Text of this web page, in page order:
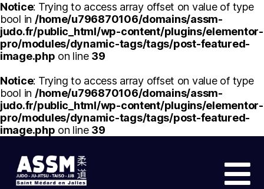
Notice: Trying to access array offset on value of type
bool in /home/u796870106/domains/assm-
judo.fr/public_html/wp-content/plugins/elementor-
pro/modules/dynamic-tags/tags/post-featured-
image.php on line 39
Notice: Trying to access array offset on value of type
bool in /home/u796870106/domains/assm-
judo.fr/public_html/wp-content/plugins/elementor-
pro/modules/dynamic-tags/tags/post-featured-
image.php on line 39